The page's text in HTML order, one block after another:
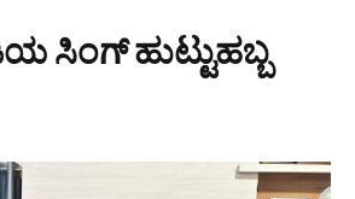
ಸಿಂಗ್ ಹುಟ್ಟುಹಬ್ಬ